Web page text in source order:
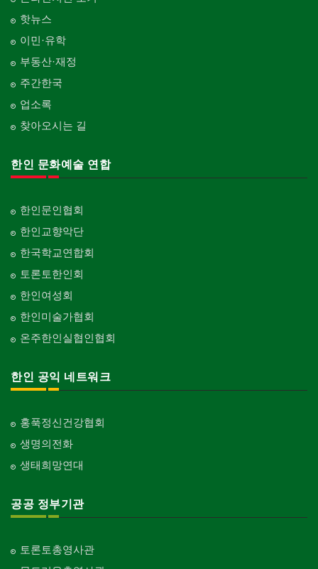
핫뉴스
이민·유학
부동산·재정
주간한국
업소록
찾아오시는 길
한인 문화예술 연합
한인문인협회
한인교향악단
한국학교연합회
토론토한인회
한인여성회
한인미술가협회
온주한인실협인협회
한인 공익 네트워크
홍푹정신건강협회
생명의전화
생태희망연대
공공 정부기관
토론토총영사관